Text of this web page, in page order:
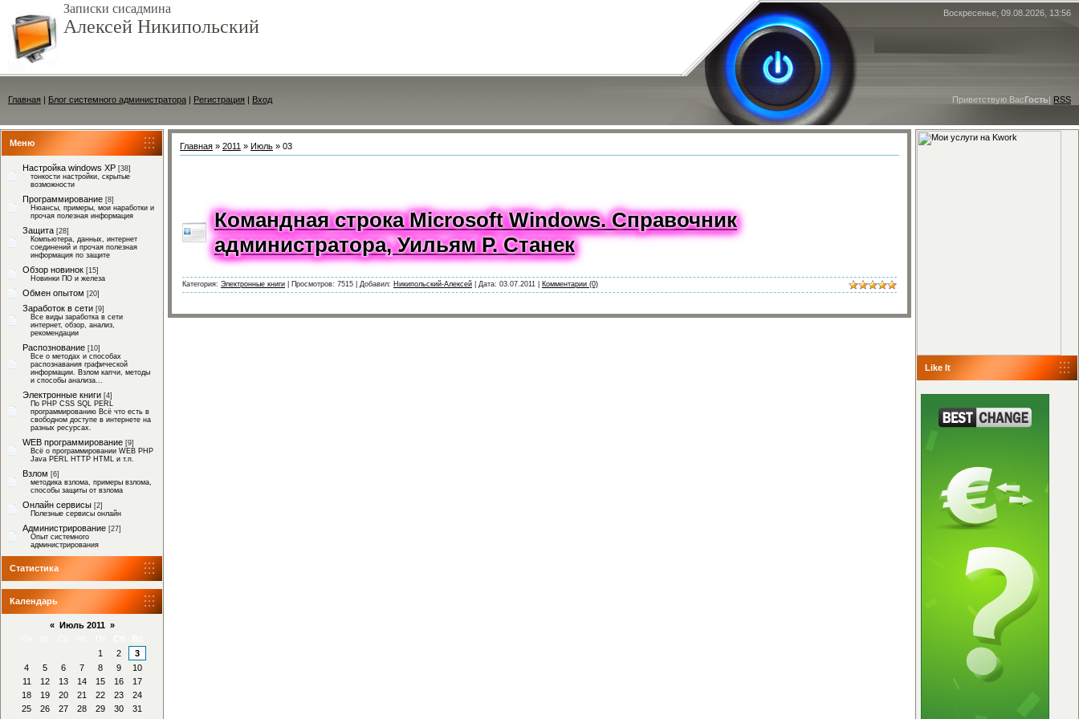
Записки сисадмина
Алексей Никипольский
Воскресенье, 09.08.2026, 13:56
Главная | Блог системного администратора | Регистрация | Вход Приветствую ВасГость| RSS
Меню
Настройка windows XP [38]
тонкости настройки, скрытые
возможности
Программирование [8]
Нюансы, примеры, мои наработки и
прочая полезная информация
Защита [28]
Компьютера, данных, интернет
соединений и прочая полезная
информация по защите
Обзор новинок [15]
Новинки ПО и железа
Обмен опытом [20]
Заработок в сети [9]
Все виды заработка в сети
интернет, обзор, анализ,
рекомендации
Распознование [10]
Все о методах и способах
распознавания графической
информации. Взлом капчи, методы
и способы анализа...
Электронные книги [4]
По PHP CSS SQL PERL
программированию Всё что есть в
свободном доступе в интернете на
разных ресурсах.
WEB программирование [9]
Всё о программировании WEB PHP
Java PERL HTTP HTML и т.п.
Взлом [6]
методика взлома, примеры взлома,
способы защиты от взлома
Онлайн сервисы [2]
Полезные сервисы онлайн
Администрирование [27]
Опыт системного
администрирования
Статистика
Календарь
« Июль 2011 »
1
2
3
4
5 6 7 8 9
10
11
12 13 14 15 16
17
18
19 20 21 22 23
24
25
26 27 28 29 30 31
Главная » 2011 » Июль » 03
Командная строка Microsoft Windows. Справочник
администратора, Уильям Р. Станек
Категория: Электронные книги Просмотров: 7515 Добавил: Никипольский-Алексей Дата: 03.07.2011 Комментарии (0)
Like It